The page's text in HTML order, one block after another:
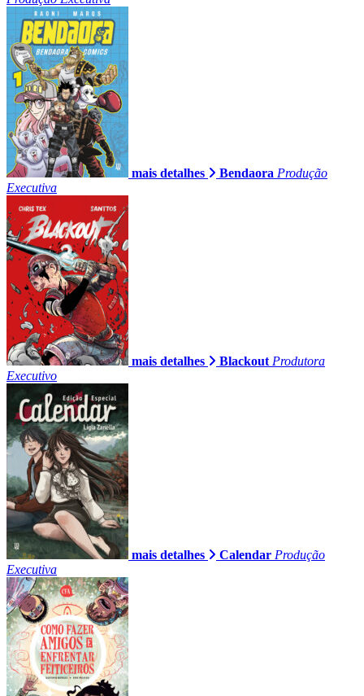
mais detalhes Bendaora Produção
Executiva
mais detalhes Blackout Produtora
Executivo
mais detalhes Calendar Produção
Executiva